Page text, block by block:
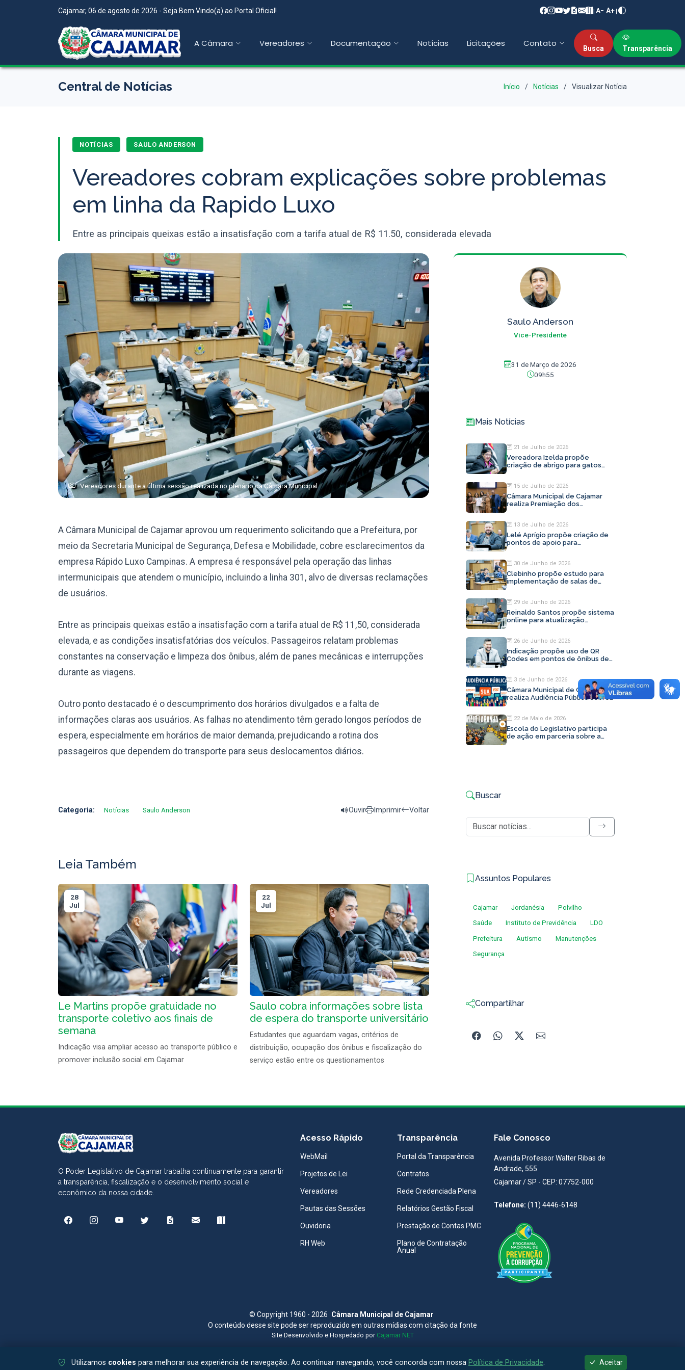
Cajamar, 06 de agosto de 2026 - Seja Bem Vindo(a) ao Portal Oficial! | A− A+|
A Câmara Vereadores Documentação Notícias Licitações Contato Busca Transparência
Central de Notícias Início Notícias Visualizar Notícia
NOTÍCIAS SAULO ANDERSON
Vereadores cobram explicações sobre problemas
em linha da Rapido Luxo
Entre as principais queixas estão a insatisfação com a tarifa atual de R$ 11.50, considerada elevada
Vereadores durante a última sessão realizada no plenário da Câmara Municipal
A Câmara Municipal de Cajamar aprovou um requerimento solicitando que a Prefeitura, por
meio da Secretaria Municipal de Segurança, Defesa e Mobilidade, cobre esclarecimentos da
empresa Rápido Luxo Campinas. A empresa é responsável pela operação das linhas
intermunicipais que atendem o município, incluindo a linha 301, alvo de diversas reclamações
de usuários.
Entre as principais queixas estão a insatisfação com a tarifa atual de R$ 11,50, considerada
elevada, e as condições insatisfatórias dos veículos. Passageiros relatam problemas
constantes na conservação e limpeza dos ônibus, além de panes mecânicas e interrupções
durante as viagens.
Outro ponto destacado é o descumprimento dos horários divulgados e a falta de
informações claras aos usuários. As falhas no atendimento têm gerado longos períodos de
espera, especialmente em horários de maior demanda, prejudicando a rotina dos
passageiros que dependem do transporte para seus deslocamentos diários.
Categoria: Notícias Saulo Anderson Ouvir Imprimir Voltar
Leia Também
28
Jul
Le Martins propõe gratuidade no
transporte coletivo aos finais de
semana
Indicação visa ampliar acesso ao transporte público e
promover inclusão social em Cajamar
22
Jul
Saulo cobra informações sobre lista
de espera do transporte universitário
Estudantes que aguardam vagas, critérios de
distribuição, ocupação dos ônibus e fiscalização do
serviço estão entre os questionamentos
Saulo Anderson
Vice-Presidente
31 de Março de 2026
09h55
Mais Notícias
21 de Julho de 2026
Vereadora Izelda propõe
criação de abrigo para gatos
15 de Julho de 2026
Câmara Municipal de Cajamar
realiza Premiação dos
13 de Julho de 2026
Lelé Aprígio propõe criação de
pontos de apoio para
30 de Junho de 2026
Clebinho propõe estudo para
implementação de salas de
29 de Junho de 2026
Reinaldo Santos propõe sistema
online para atualização
26 de Junho de 2026
Indicação propõe uso de QR
Codes em pontos de ônibus de
3 de Junho de 2026
Câmara Municipal de Cajamar
realiza Audiência Pública sobre
22 de Maio de 2026
Escola do Legislativo participa
de ação em parceria sobre a
Buscar
Assuntos Populares
Cajamar Jordanésia Polvilho
Saúde Instituto de Previdência LDO
Prefeitura Autismo Manutenções
Segurança
Compartilhar
O Poder Legislativo de Cajamar trabalha continuamente para garantir
a transparência, fiscalização e o desenvolvimento social e
econômico da nossa cidade.
Acesso Rápido
WebMail
Projetos de Lei
Vereadores
Pautas das Sessões
Ouvidoria
RH Web
Transparência
Portal da Transparência
Contratos
Rede Credenciada Plena
Relatórios Gestão Fiscal
Prestação de Contas PMC
Plano de Contratação
Anual
Fale Conosco
Avenida Professor Walter Ribas de
Andrade, 555
Cajamar / SP - CEP: 07752-000
Telefone: (11) 4446-6148
© Copyright 1960 - 2026 Câmara Municipal de Cajamar
O conteúdo desse site pode ser reproduzido em outras mídias com citação da fonte
Site Desenvolvido e Hospedado por Cajamar NET
Utilizamos cookies para melhorar sua experiência de navegação. Ao continuar navegando, você concorda com nossa Política de Privacidade. Aceitar